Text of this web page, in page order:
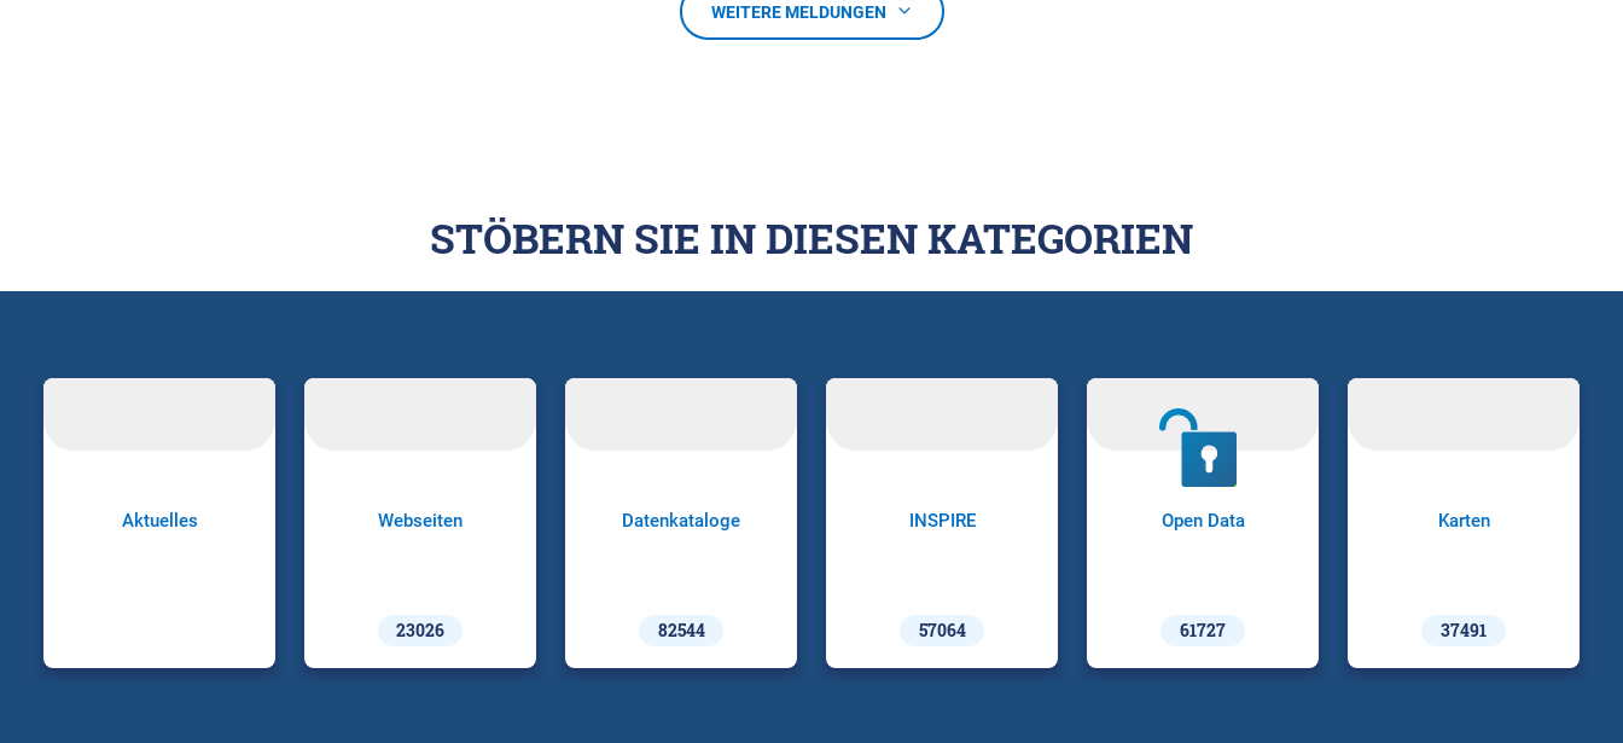
WEITERE MELDUNGEN
STÖBERN SIE IN DIESEN KATEGORIEN
Aktuelles Webseiten
23026
Datenkataloge
82544
INSPIRE
57064
Open Data
61727
Karten
37491